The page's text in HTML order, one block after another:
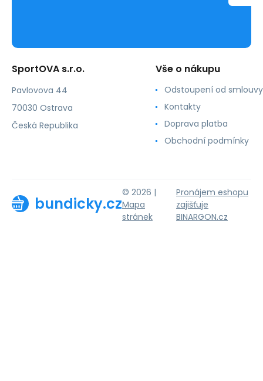
SportOVA s.r.o.
Pavlovova 44
70030 Ostrava
Česká Republika
Vše o nákupu
Odstoupení od smlouvy
Kontakty
Doprava platba
Obchodní podmínky
bundicky.cz
© 2026 |
Mapa
stránek
Pronájem eshopu
zajišťuje
BINARGON.cz